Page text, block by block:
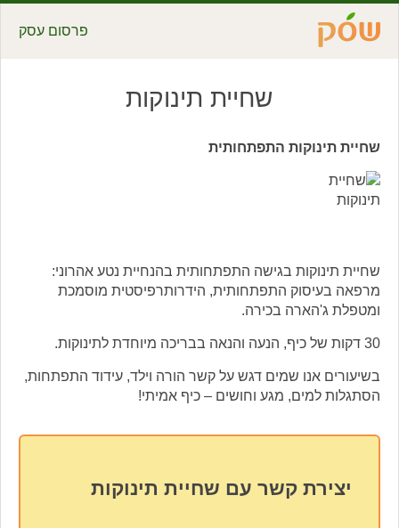
פרסום עסק
שחיית תינוקות
תינוקות התפתחותית
תינוקות בגישה התפתחותית בהנחיית נטע אהרוני:
בעיסוק התפתחותית, הידרותרפיסטית מוסמכת
ג'הארה בכירה.
אנו שמים דגש על קשר הורה וילד, עידוד התפתחות,
למים, מגע וחושים – כיף אמיתי!
יצירת קשר עם שחיית תינוקות